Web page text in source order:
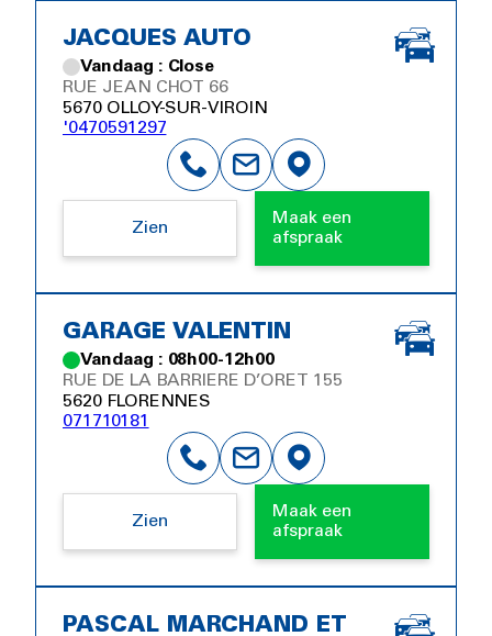
JACQUES AUTO
Vandaag : Close
RUE JEAN CHOT 66
5670 OLLOY-SUR-VIROIN
'0470591297
Zien
Maak een
afspraak
GARAGE VALENTIN
Vandaag : 08h00-12h00
RUE DE LA BARRIERE D’ORET 155
5620 FLORENNES
071710181
Zien
Maak een
afspraak
PASCAL MARCHAND ET